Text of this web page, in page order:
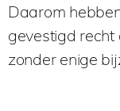
Daarom
gevestigd
zonder enige